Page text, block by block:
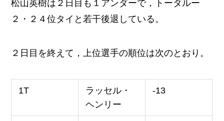
松山英樹は２日目も１アンダーで，トータルー
２・２４位タイと若干後退している。
２日目を終えて，上位選手の順位は次のとおり。
1T
ラッセル・
ヘンリー
-13